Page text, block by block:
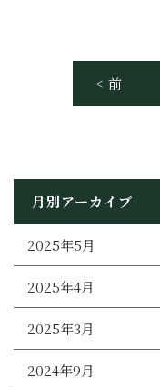
< 前
月別アーカイブ
2025年5月
2025年4月
2025年3月
2024年9月